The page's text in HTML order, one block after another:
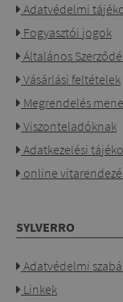
Adatvédelmi
Fogyasztói jogok
Általános
Vásárlási feltételek
Megrendelés
Viszonteladóknak
Adatkezelési
online
SYLVERRO
Adatvédelmi
Linkek